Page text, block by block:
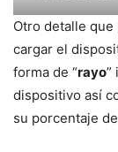
Otro detalle que
cargar el
forma de “rayo”
dispositivo así
su porcentaje